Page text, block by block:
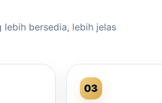
lebih bersedia, lebih jelas
03